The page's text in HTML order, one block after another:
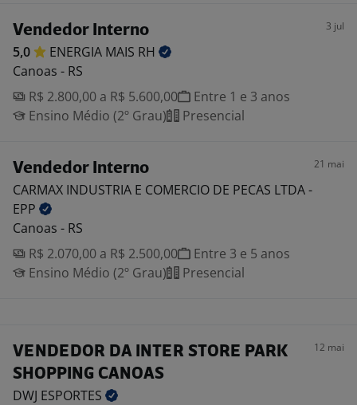
Vendedor Interno 3 jul
5,0 ENERGIA MAIS RH
Canoas - RS
R$ 2.800,00 a R$ 5.600,00
Entre 1 e 3 anos
Ensino Médio (2º Grau)
Presencial
Vendedor Interno 21 mai
CARMAX INDUSTRIA E COMERCIO DE PECAS LTDA -
EPP
Canoas - RS
R$ 2.070,00 a R$ 2.500,00
Entre 3 e 5 anos
Ensino Médio (2º Grau)
Presencial
VENDEDOR DA INTER STORE PARK
SHOPPING CANOAS
12 mai
DWJ ESPORTES